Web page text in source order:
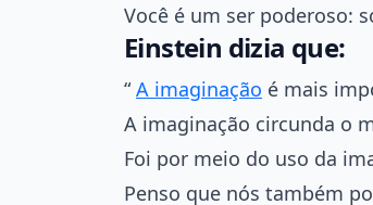
Você é um ser poderoso:
Einstein dizia que:
“A imaginação é mais
A imaginação circunda o
Foi por meio do uso da
Penso que nós também